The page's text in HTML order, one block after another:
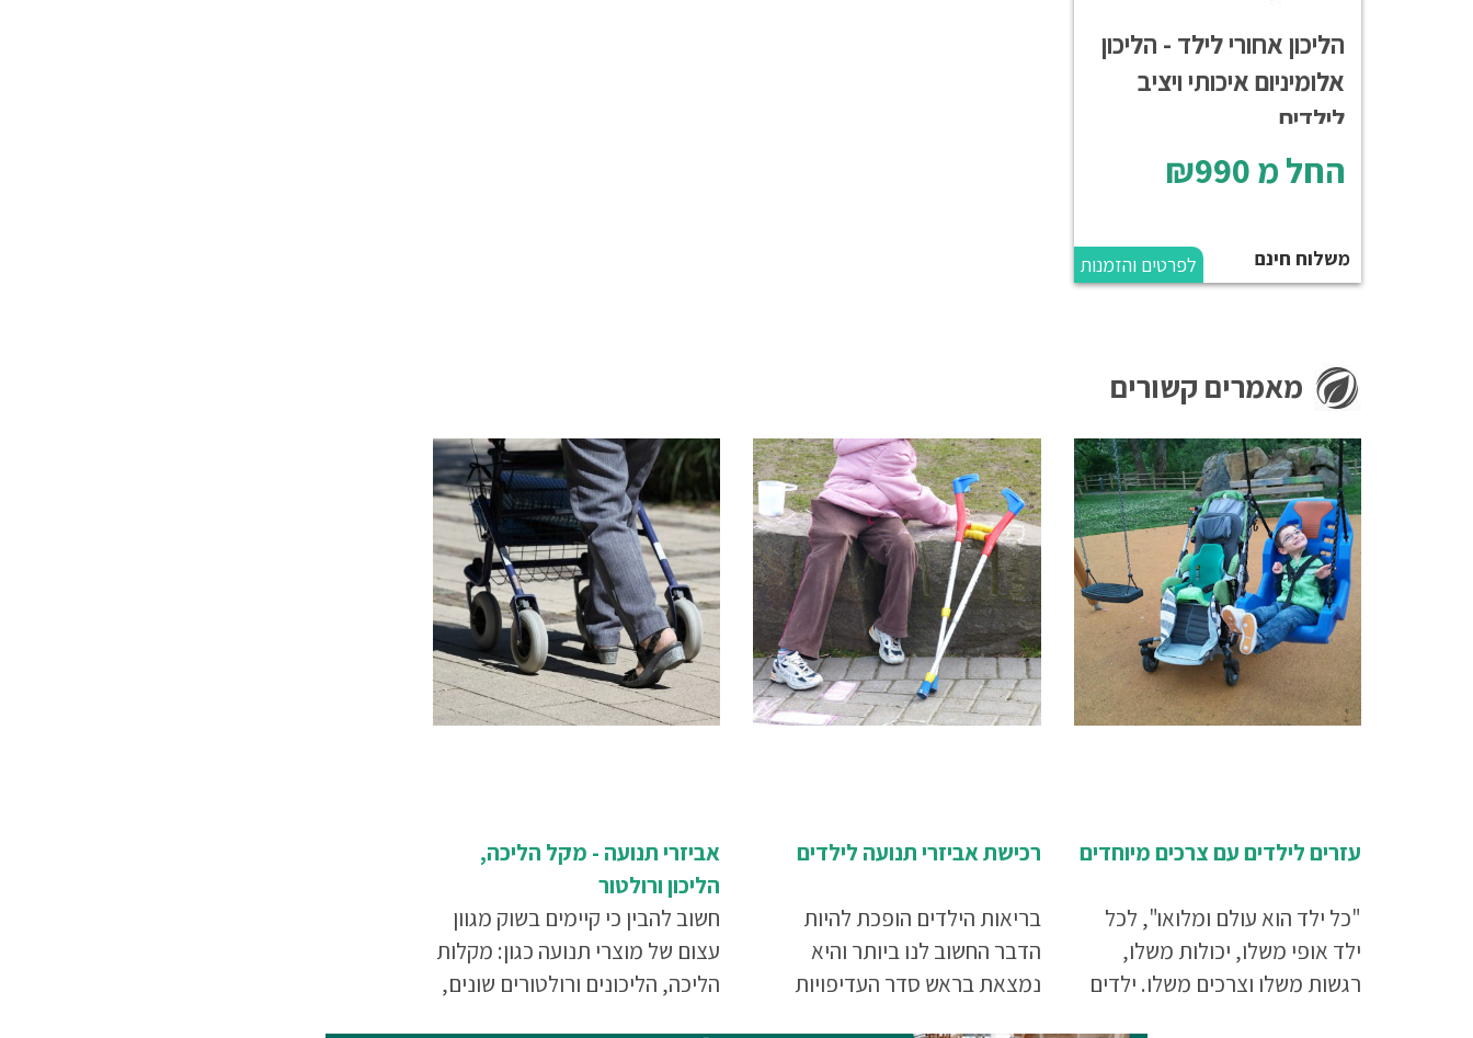
הליכון אחורי לילד - הליכון
אלומיניום איכותי ויציב
לילדים
החל מ
משלוח חינם לפרטים והזמנות
מאמרים קשורים
עזרים לילדים עם צרכים מיוחדים
"כל ילד הוא עולם ומלואו", לכל
ילד אופי משלו, יכולות משלו,
רגשות משלו וצרכים משלו. ילדים
רכישת אביזרי תנועה לילדים
בריאות הילדים הופכת להיות
הדבר החשוב לנו ביותר והיא
נמצאת בראש סדר העדיפויות
אביזרי תנועה - מקל הליכה,
הליכון ורולטור
חשוב להבין כי קיימים בשוק מגוון
עצום של מוצרי תנועה כגון: מקלות
הליכה, הליכונים ורולטורים שונים,